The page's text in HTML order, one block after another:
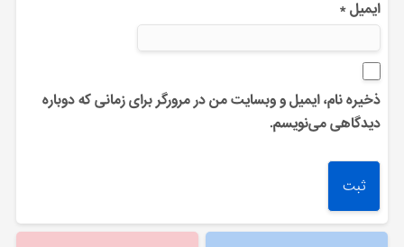
ایمیل*
ذخیره نام، ایمیل و وبسایت من در مرورگر برای زمانی که دوباره
دیدگاهی می‌نویسم.